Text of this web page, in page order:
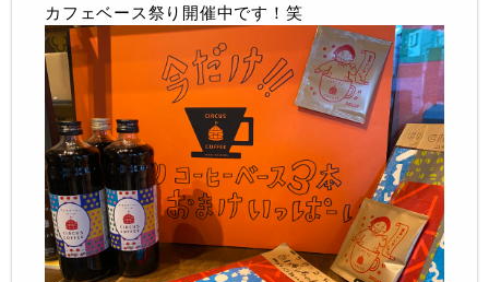
カフェベース祭り開催中です！笑